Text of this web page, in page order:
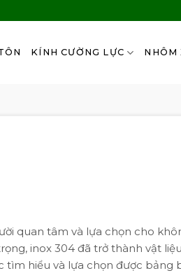
KÍNH CƯỜNG LỰC NHÔM
quan tâm và lựa chọn cho
inox 304 đã trở thành vật
tìm hiểu và lựa chọn được bảng